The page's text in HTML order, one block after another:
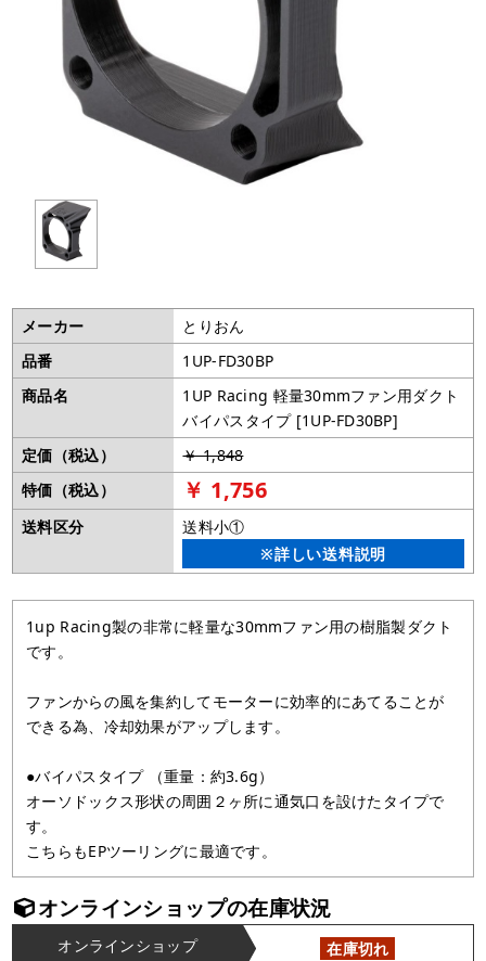
メーカー
とりおん
品番
1UP-FD30BP
商品名
1UP Racing 軽量30mmファン用ダクト
バイパスタイプ [1UP-FD30BP]
定価（税込）
￥ 1,848
特価（税込）
￥ 1,756
送料区分
送料小①
※詳しい送料説明
1up Racing製の非常に軽量な30mmファン用の樹脂製ダクト
です。
ファンからの風を集約してモーターに効率的にあてることが
できる為、冷却効果がアップします。
●バイパスタイプ （重量：約3.6g）
オーソドックス形状の周囲２ヶ所に通気口を設けたタイプで
す。
こちらもEPツーリングに最適です。
オンラインショップの在庫状況
オンラインショップ 在庫切れ